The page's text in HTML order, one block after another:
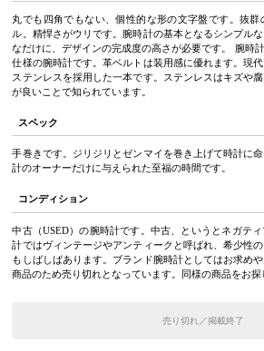
丸でも四角でもない、個性的な形の文字盤です。抜
ル。精悍さがウリです。腕時計の基本となるシンプル
なだけに、デザインの完成度の高さが必要です。 腕時
仕様の腕時計です。革ベルトは装用感に優れます。現
ステンレスを採用した一本です。ステンレスはキズや
が良いことで知られています。
スペック
手巻きです。ジリジリとゼンマイを巻き上げて時計に
計のオーナーだけに与えられた至福の時間です。
コンディション
中古（USED）の腕時計です。中古、というとネガテ
計ではヴィンテージやアンティークと呼ばれ、希少性
もしばしばあります。ブランド腕時計としてはお求め
商品のため売り切れとなっています。同様の商品をお探
売り切れ／掲載終了